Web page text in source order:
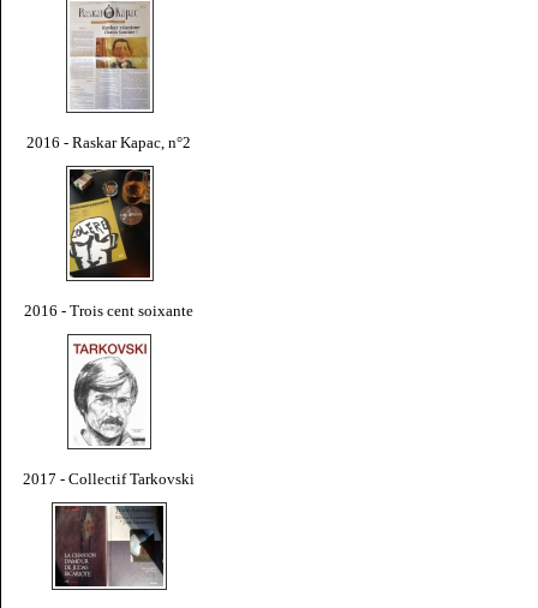
2016 - Raskar Kapac, n°2
2016 - Trois cent soixante
2017 - Collectif Tarkovski